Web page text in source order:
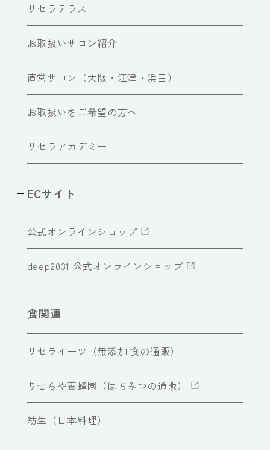
リセラテラス
お取扱いサロン紹介
直営サロン（大阪・江津・浜田）
お取扱いをご希望の方へ
リセラアカデミー
ECサイト
公式オンラインショップ
deep2031 公式オンラインショップ
食関連
リセライーツ（無添加 食の通販）
りせらや養蜂園（はちみつの通販）
紡生（日本料理）